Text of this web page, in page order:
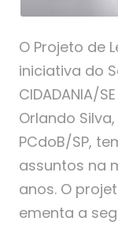
O Projeto de
iniciativa do
CIDADANIA/
Orlando
PCdoB/SP,
assuntos na
anos. O
ementa a